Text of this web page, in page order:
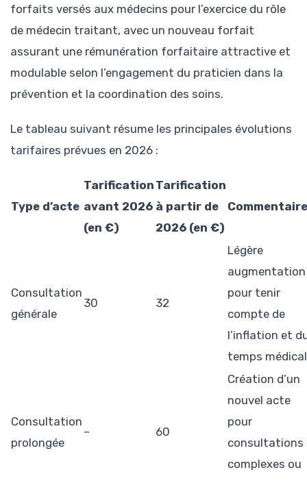
forfaits versés aux médecins pour l’exercice du rôle
de médecin traitant, avec un nouveau forfait
assurant une rémunération forfaitaire attractive et
modulable selon l’engagement du praticien dans la
prévention et la coordination des soins.
Le tableau suivant résume les principales évolutions
tarifaires prévues en 2026 :
Type d’acte
Tarification
avant 2026
(en €)
Tarification
à partir de
2026 (en €)
Consultation
générale
30 32
Légère
augmentation
pour tenir
compte de
l’inflation et
temps médical
Consultation
prolongée
– 60
Création d’un
nouvel acte
pour
consultations
complexes ou